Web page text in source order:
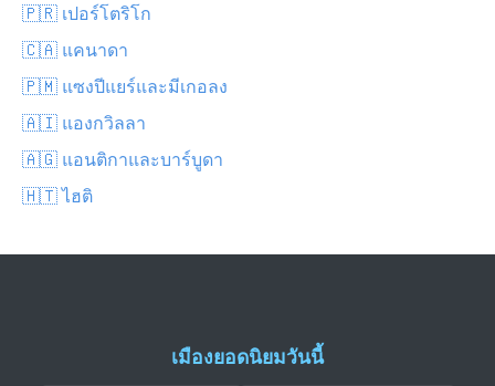
🇵🇷 เปอร์โตริโก
🇨🇦 แคนาดา
🇵🇲 แซงปีแยร์และมีเกอลง
🇦🇮 แองกวิลลา
🇦🇬 แอนติกาและบาร์บูดา
🇭🇹 ไฮติ
เมืองยอดนิยมวันนี้